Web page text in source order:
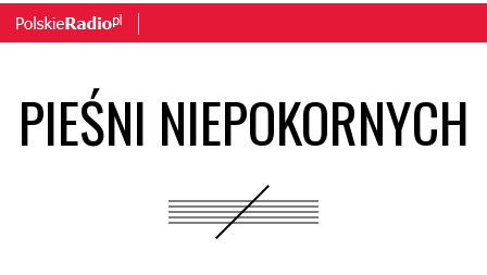
PIEŚNI NIEPOKORNYCH